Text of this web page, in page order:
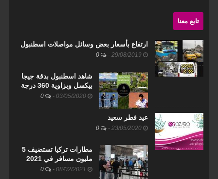
تابع معنا
ارتفاع بأسعار بعض وسائل مواصلات اسطنبول
-
شاهد اسطنبول بدقة جيجا
بيكسل وبزاوية 360 درجة
-
عيد فطر سعيد
-
مطارات تركيا تستضيف 5
مليون مسافر في 2021
-